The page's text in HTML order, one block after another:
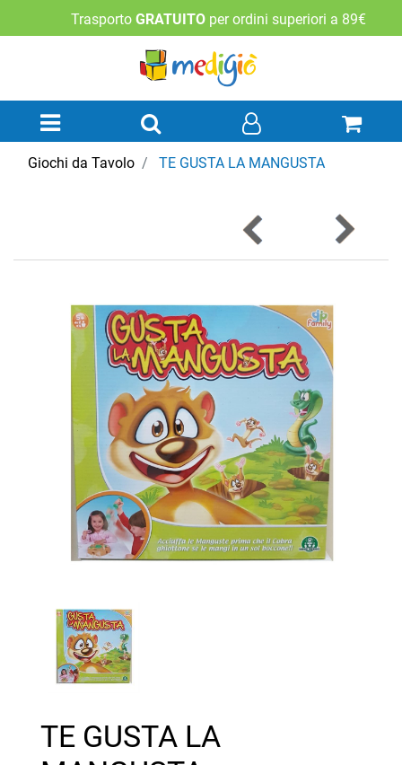
Trasporto GRATUITO per ordini superiori a 89€
Open menu
Giochi da Tavolo TE GUSTA LA MANGUSTA
TE GUSTA LA